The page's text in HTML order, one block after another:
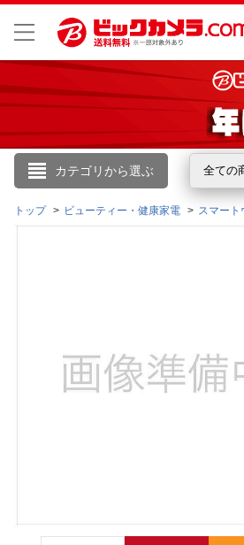
カテゴリから選ぶ 全ての
こんにちは
ログイン
閲覧履歴
トップ ビューティー・健康家電 スマート